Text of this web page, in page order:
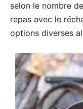
selon le nombre
repas avec le
options diverses